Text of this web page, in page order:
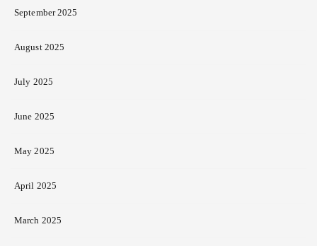
September 2025
August 2025
July 2025
June 2025
May 2025
April 2025
March 2025